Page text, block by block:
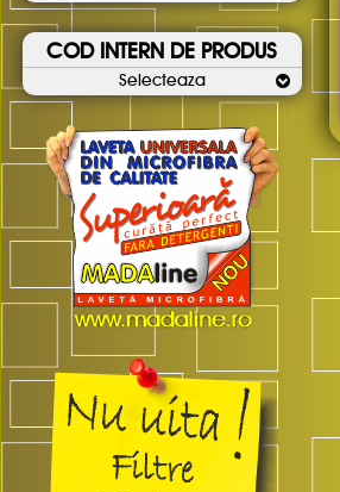
COD INTERN DE PRODUS
Selecteaza